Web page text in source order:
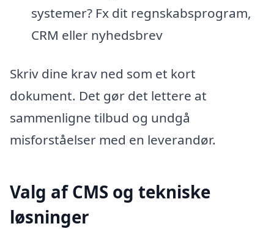
systemer? Fx dit regnskabsprogram,
CRM eller nyhedsbrev
Skriv dine krav ned som et kort
dokument. Det gør det lettere at
sammenligne tilbud og undgå
misforståelser med en leverandør.
Valg af CMS og tekniske
løsninger